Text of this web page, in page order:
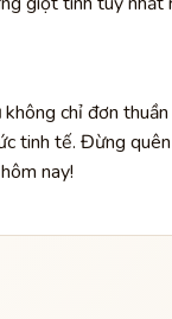
không chỉ đơn
tinh tế. Đừng
nay!